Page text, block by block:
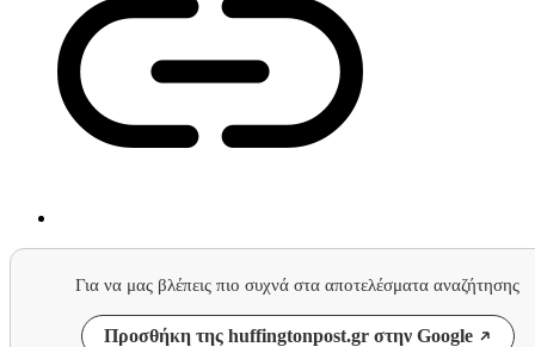
Για να μας βλέπεις πιο συχνά στα αποτελέσματα αναζήτησης
Προσθήκη της huffingtonpost.gr στην Google